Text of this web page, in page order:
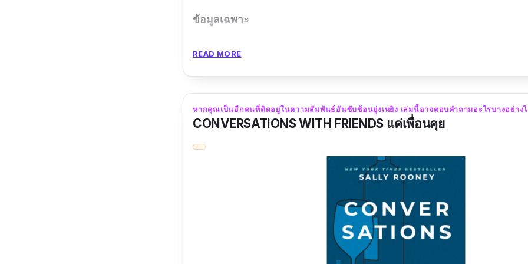
ข้อมูลเฉพาะ
รีวิวจากผู้อ่าน :
สนุกมากค่า อ่านแล้วมีความสุข อ่านสบาย ๆ ซื้อมานานกำลังได้อ่านค่า ใคร
READ MORE
หากคุณเป็นอีกคนที่ติดอยู่ในความสัมพันธ์อันซับซ้อนยุ่งเหยิง เล่มนี้อาจตอบคำถามอะไรบางอย่าง
CONVERSATIONS WITH FRIENDS แค่เพื่อนคุย